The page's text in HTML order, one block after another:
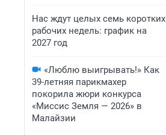
Нас ждут целых семь коротких
рабочих недель: график на
2027 год
«Люблю выигрывать!» Как
39-летняя парикмахер
покорила жюри конкурса
«Миссис Земля — 2026» в
Малайзии